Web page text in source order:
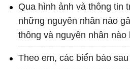
Qua hình ảnh và thông tin
những nguyên nhân nào
thông và nguyên nhân nào
Theo em, các biển báo